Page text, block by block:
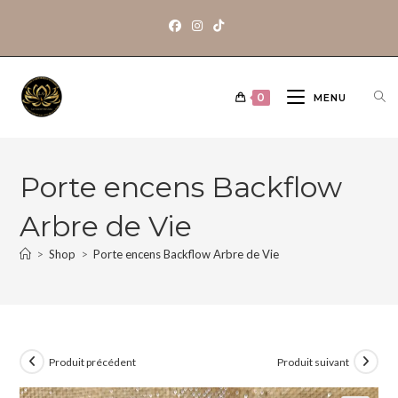
0 MENU
Porte encens Backflow
Arbre de Vie
> Shop > Porte encens Backflow Arbre de Vie
Produit précédent Produit suivant